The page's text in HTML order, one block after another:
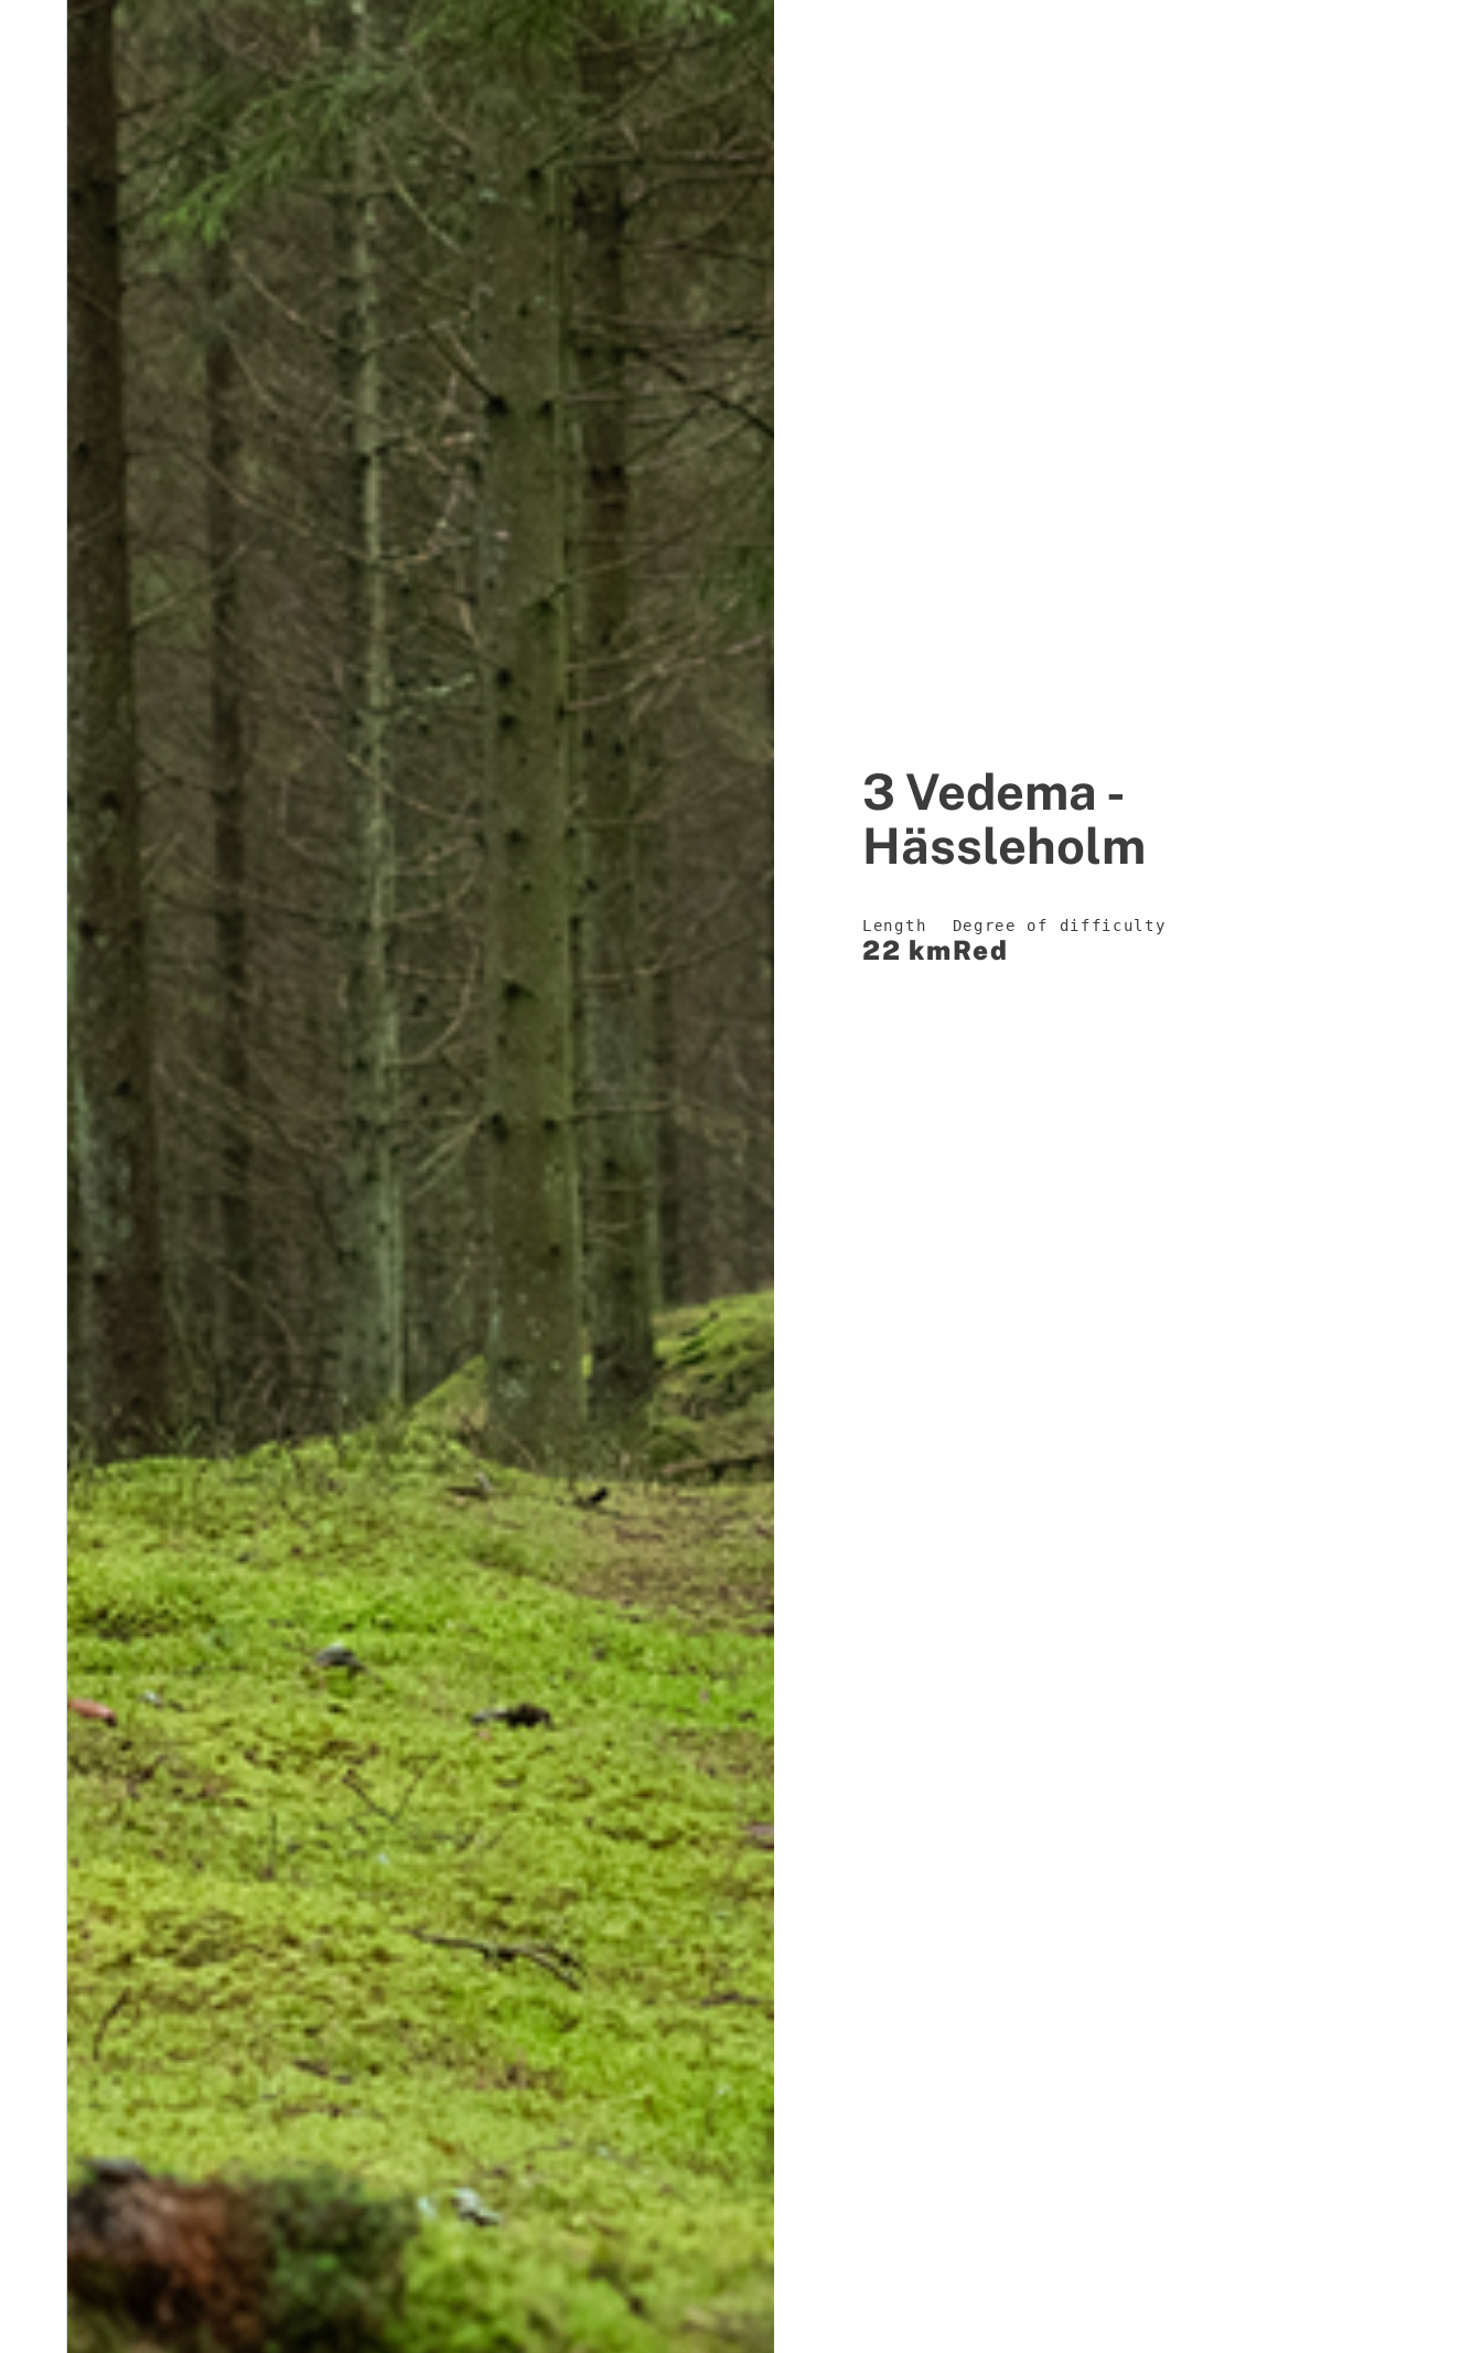
3 Vedema -
Hässleholm
Length
22 km
Degree of difficulty
Red